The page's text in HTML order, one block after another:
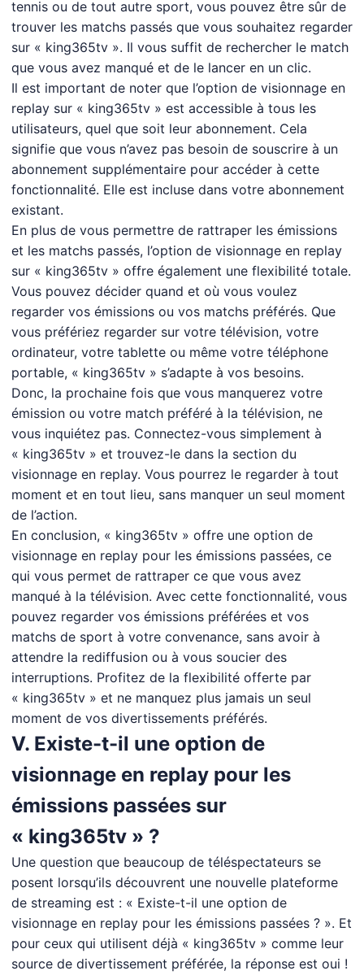
tennis ou de tout autre sport, vous pouvez être sûr de
trouver les matchs passés que vous souhaitez regarder
sur « king365tv ». Il vous suffit de rechercher le match
que vous avez manqué et de le lancer en un clic.
Il est important de noter que l’option de visionnage en
replay sur « king365tv » est accessible à tous les
utilisateurs, quel que soit leur abonnement. Cela
signifie que vous n’avez pas besoin de souscrire à un
abonnement supplémentaire pour accéder à cette
fonctionnalité. Elle est incluse dans votre abonnement
existant.
En plus de vous permettre de rattraper les émissions
et les matchs passés, l’option de visionnage en replay
sur « king365tv » offre également une flexibilité totale.
Vous pouvez décider quand et où vous voulez
regarder vos émissions ou vos matchs préférés. Que
vous préfériez regarder sur votre télévision, votre
ordinateur, votre tablette ou même votre téléphone
portable, « king365tv » s’adapte à vos besoins.
Donc, la prochaine fois que vous manquerez votre
émission ou votre match préféré à la télévision, ne
vous inquiétez pas. Connectez-vous simplement à
« king365tv » et trouvez-le dans la section du
visionnage en replay. Vous pourrez le regarder à tout
moment et en tout lieu, sans manquer un seul moment
de l’action.
En conclusion, « king365tv » offre une option de
visionnage en replay pour les émissions passées, ce
qui vous permet de rattraper ce que vous avez
manqué à la télévision. Avec cette fonctionnalité, vous
pouvez regarder vos émissions préférées et vos
matchs de sport à votre convenance, sans avoir à
attendre la rediffusion ou à vous soucier des
interruptions. Profitez de la flexibilité offerte par
« king365tv » et ne manquez plus jamais un seul
moment de vos divertissements préférés.
V. Existe-t-il une option de
visionnage en replay pour les
émissions passées sur
« king365tv » ?
Une question que beaucoup de téléspectateurs se
posent lorsqu’ils découvrent une nouvelle plateforme
de streaming est : « Existe-t-il une option de
visionnage en replay pour les émissions passées ? ». Et
pour ceux qui utilisent déjà « king365tv » comme leur
source de divertissement préférée, la réponse est oui !